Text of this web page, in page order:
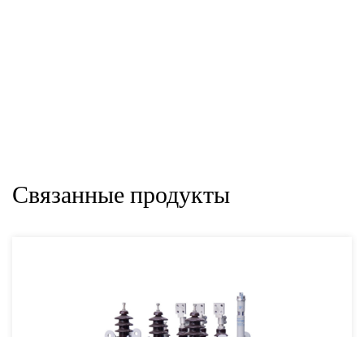
Связанные продукты